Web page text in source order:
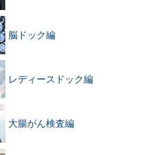
脳ドック編
レディースドック編
大腸がん検査編